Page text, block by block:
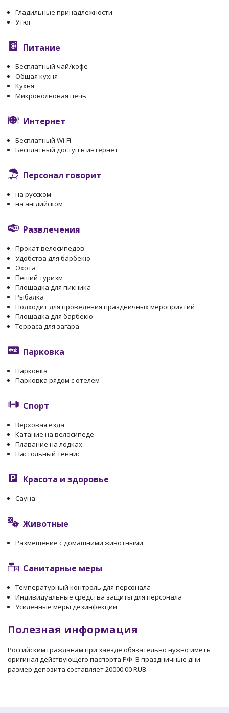
Гладильные принадлежности
Утюг
Питание
Бесплатный чай/кофе
Общая кухня
Кухня
Микроволновая печь
Интернет
Бесплатный Wi-Fi
Бесплатный доступ в интернет
Персонал говорит
на русском
на английском
Развлечения
Прокат велосипедов
Удобства для барбекю
Охота
Пеший туризм
Площадка для пикника
Рыбалка
Подходит для проведения праздничных мероприятий
Площадка для барбекю
Терраса для загара
Парковка
Парковка
Парковка рядом с отелем
Спорт
Верховая езда
Катание на велосипеде
Плавание на лодках
Настольный теннис
Красота и здоровье
Сауна
Животные
Размещение с домашними животными
Санитарные меры
Температурный контроль для персонала
Индивидуальные средства защиты для персонала
Усиленные меры дезинфекции
Полезная информация
Российским гражданам при заезде обязательно нужно иметь
оригинал действующего паспорта РФ. В праздничные дни
размер депозита составляет 20000.00 RUB.